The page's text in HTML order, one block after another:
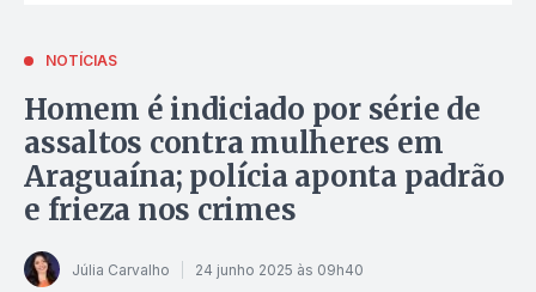
NOTÍCIAS
Homem é indiciado por série de
assaltos contra mulheres em
Araguaína; polícia aponta padrão
e frieza nos crimes
Júlia Carvalho 24 junho 2025 às 09h40